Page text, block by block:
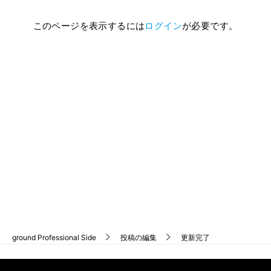
このページを表示するにはログインが必要です。
ground Professional Side 投稿の編集 更新完了